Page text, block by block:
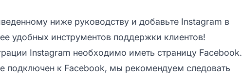
ниже руководству и добавьте Instagram в
удобных инструментов поддержки клиентов!
Instagram необходимо иметь страницу Facebook.
подключен к Facebook, мы рекомендуем следовать